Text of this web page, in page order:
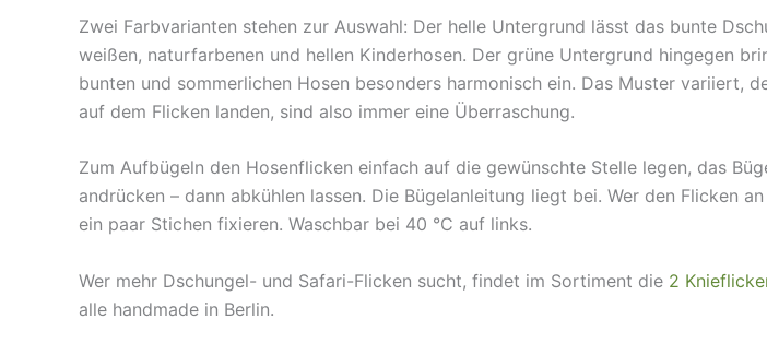
Zwei Farbvarianten stehen zur Auswahl: Der helle Untergrund lässt das bunte
weißen, naturfarbenen und hellen Kinderhosen. Der grüne Untergrund hingegen
bunten und sommerlichen Hosen besonders harmonisch ein. Das Muster variiert,
auf dem Flicken landen, sind also immer eine Überraschung.
Zum Aufbügeln den Hosenflicken einfach auf die gewünschte Stelle legen, das
andrücken – dann abkühlen lassen. Die Bügelanleitung liegt bei. Wer den Flicken
ein paar Stichen fixieren. Waschbar bei 40 °C auf links.
Wer mehr Dschungel- und Safari-Flicken sucht, findet im Sortiment die 2
alle handmade in Berlin.